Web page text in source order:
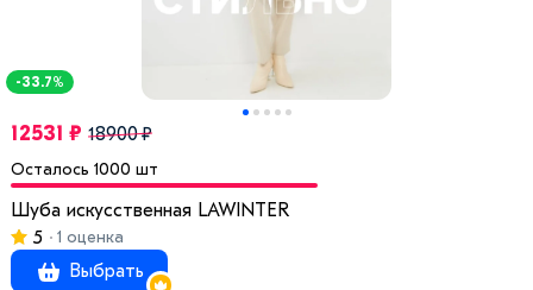
-33.7%
12531 ₽ 18900 ₽
Осталось 1000 шт
Шуба искусственная LAWINTER
5
1 оценка
Выбрать